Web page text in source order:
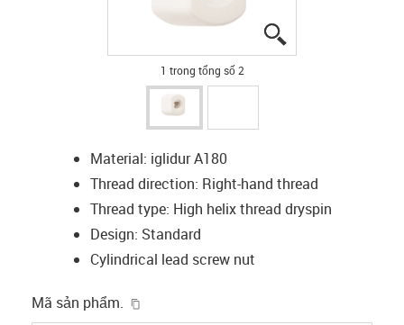
1 trong tổng số 2
Material: iglidur A180
Thread direction: Right-hand thread
Thread type: High helix thread dryspin
Design: Standard
Cylindrical lead screw nut
Mã sản phẩm.